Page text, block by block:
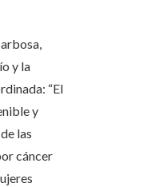
y la
“El
y
las
cáncer